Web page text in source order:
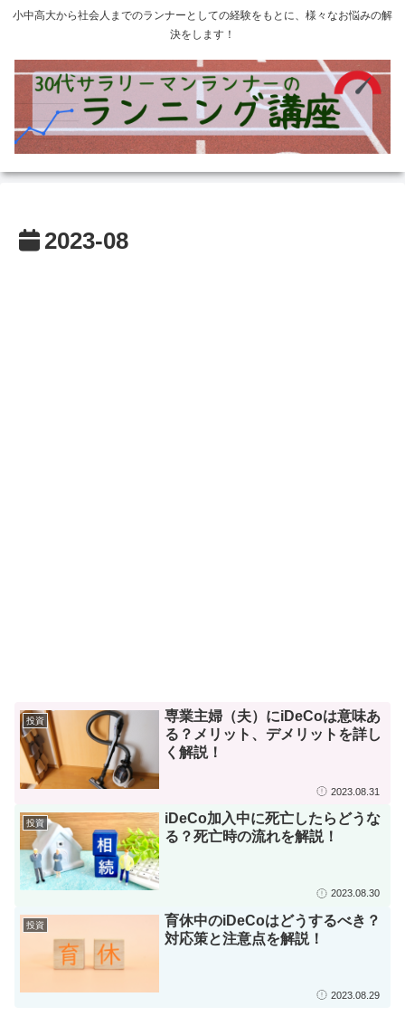
小中高大から社会人までのランナーとしての経験をもとに、様々なお悩みの解
決をします！
2023-08
投資
専業主婦（夫）にiDeCoは意味あ
る？メリット、デメリットを詳し
く解説！
2023.08.31
投資
iDeCo加入中に死亡したらどうな
る？死亡時の流れを解説！
2023.08.30
投資
育休中のiDeCoはどうするべき？
対応策と注意点を解説！
2023.08.29